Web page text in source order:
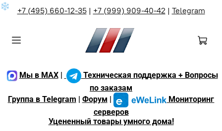
❄ +7 (495) 660-12-35| +7 (999) 909-40-42 | Telegram
Мы в MAX|
Техническая поддержка + Вопросы
по заказам
Группа в Telegram
Форум
Мониторинг
серверов
Уцененный товары умного дома!